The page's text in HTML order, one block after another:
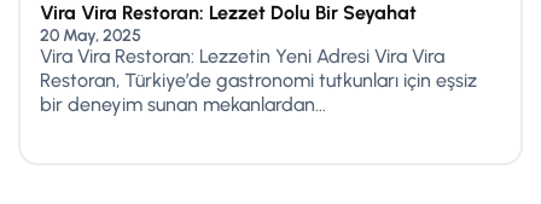
Vira Vira Restoran: Lezzet Dolu Bir Seyahat
20 May, 2025
Vira Vira Restoran: Lezzetin Yeni Adresi Vira Vira
Restoran, Türkiye’de gastronomi tutkunları için eşsiz
bir deneyim sunan mekanlardan...